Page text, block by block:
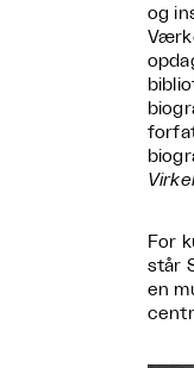
og
For
står
en